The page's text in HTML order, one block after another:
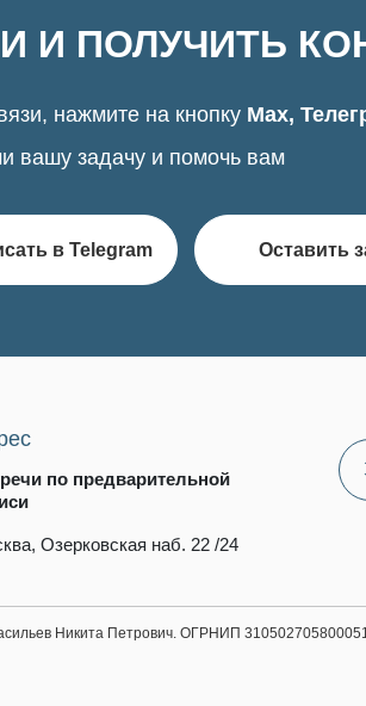
И ПОЛУЧИТЬ
нажмите на кнопку Max,
вашу задачу и помочь вам
в Telegram Оставить
по предварительной
Озерковская наб. 22 /24
Никита Петрович. ОГРНИП